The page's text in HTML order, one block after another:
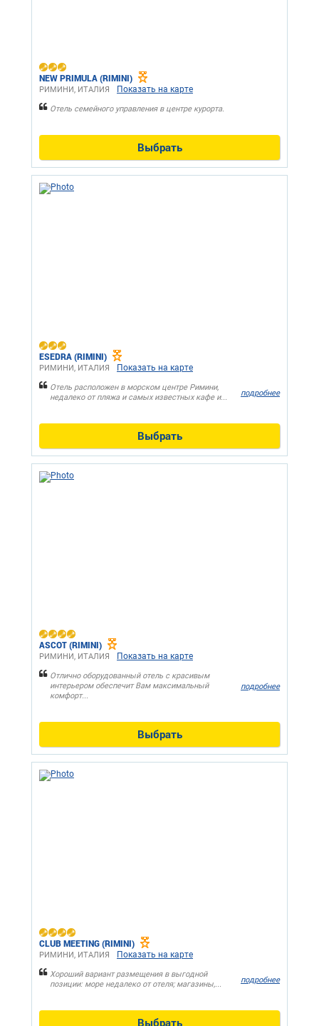
NEW PRIMULA (RIMINI)
РИМИНИ, ИТАЛИЯ Показать на карте
Отель семейного управления в центре курорта.
Выбрать
ESEDRA (RIMINI)
РИМИНИ, ИТАЛИЯ Показать на карте
Отель расположен в морском центре Римини,
недалеко от пляжа и самых известных кафе и...
подробнее
Выбрать
ASCOT (RIMINI)
РИМИНИ, ИТАЛИЯ Показать на карте
Отлично оборудованный отель с красивым
интерьером обеспечит Вам максимальный
комфорт...
подробнее
Выбрать
CLUB MEETING (RIMINI)
РИМИНИ, ИТАЛИЯ Показать на карте
Хороший вариант размещения в выгодной
позиции: море недалеко от отеля; магазины,...
подробнее
Выбрать